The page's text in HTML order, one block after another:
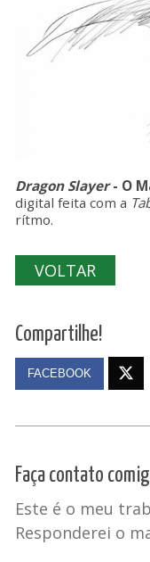
Dragon Slayer- O
digital feita com a
rítmo.
VOLTAR
Compartilhe!
FACEBOOK
Faça contato
Este é o meu
Responderei o